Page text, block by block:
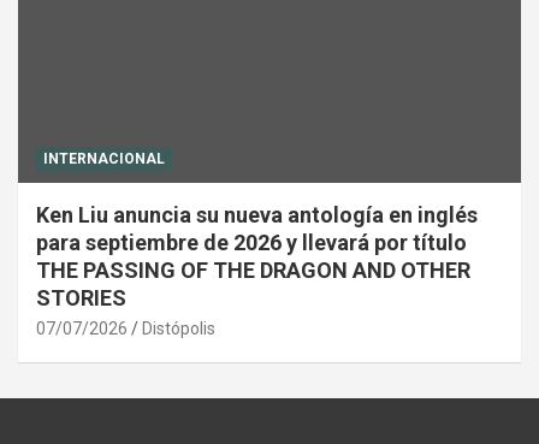
INTERNACIONAL
Ken Liu anuncia su nueva antología en inglés
para septiembre de 2026 y llevará por título
THE PASSING OF THE DRAGON AND OTHER
STORIES
07/07/2026 Distópolis